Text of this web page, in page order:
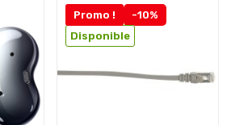
Promo !
-10%
Disponible